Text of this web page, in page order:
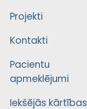
Projekti
Kontakti
Pacientu
apmeklējumi
Iekšējās kārtības